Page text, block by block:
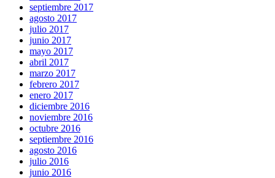
septiembre 2017
agosto 2017
julio 2017
junio 2017
mayo 2017
abril 2017
marzo 2017
febrero 2017
enero 2017
diciembre 2016
noviembre 2016
octubre 2016
septiembre 2016
agosto 2016
julio 2016
junio 2016